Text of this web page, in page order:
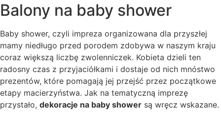
Balony na baby shower
Baby shower, czyli impreza organizowana dla przyszłej
mamy niedługo przed porodem zdobywa w naszym kraju
coraz większą liczbę zwolenniczek. Kobieta dzieli ten
radosny czas z przyjaciółkami i dostaje od nich mnóstwo
prezentów, które pomagają jej przejść przez początkowe
etapy macierzyństwa. Jak na tematyczną imprezę
przystało, dekoracje na baby shower są wręcz wskazane.